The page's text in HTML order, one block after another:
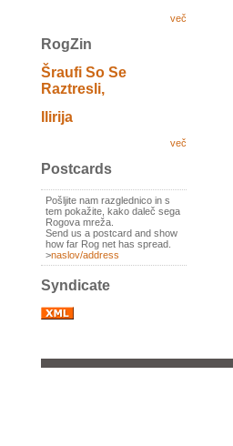
več
RogZin
Šraufi So Se
Raztresli,
Ilirija
več
Postcards
Pošljite nam razglednico in s
tem pokažite, kako daleč sega
Rogova mreža.
Send us a postcard and show
how far Rog net has spread.
>naslov/address
Syndicate